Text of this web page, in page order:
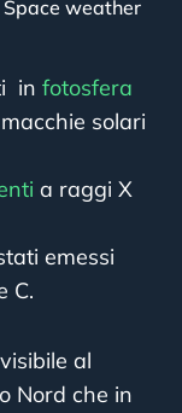
Space weather
in fotosfera
solari
a raggi X
emessi
C.
al
Nord che in